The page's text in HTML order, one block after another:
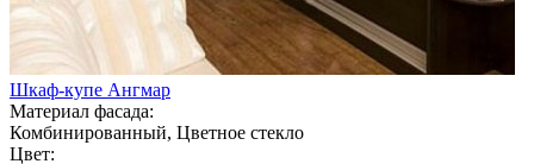
Шкаф-купе Ангмар
Материал фасада:
Комбинированный, Цветное стекло
Цвет: